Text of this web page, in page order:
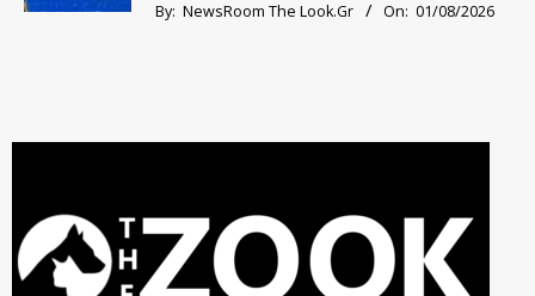
By: NewsRoom The Look.Gr On: 01/08/2026